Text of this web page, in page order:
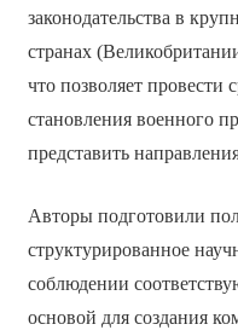
законодательства в
странах
что позволяет провести
становления военного
представить
Авторы подготовили
структурированное
соблюдении
основой для создания